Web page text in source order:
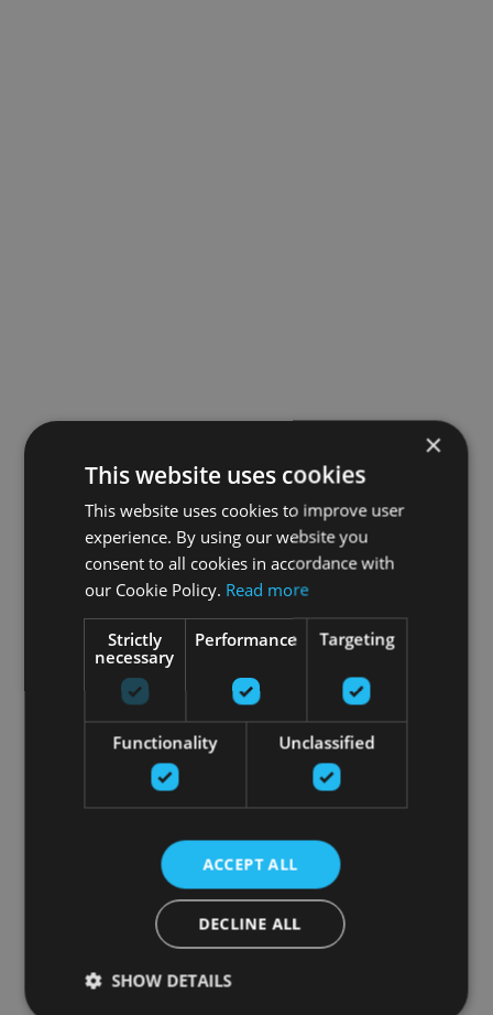
×
This website uses cookies
This website uses cookies to improve user
experience. By using our website you
consent to all cookies in accordance with
our Cookie Policy. Read more
Strictly
necessary
Performance Targeting
Functionality Unclassified
ACCEPT ALL
DECLINE ALL
SHOW DETAILS